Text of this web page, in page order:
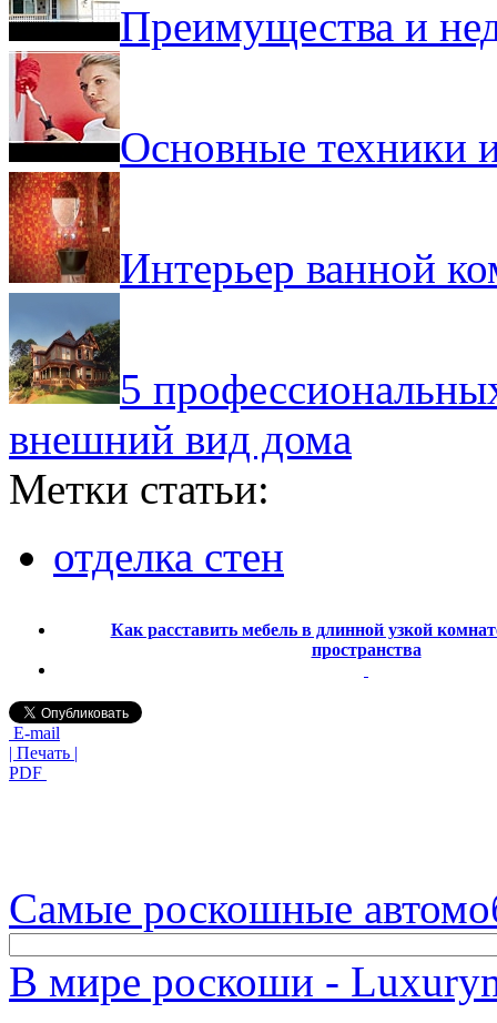
Преимущества и
Основные техники
Интерьер ванной
5
внешний вид дома
Метки статьи:
отделка стен
Как расставить мебель в длинной узкой
пространства
E-mail
| Печать |
PDF
Самые роскошные
В мире роскоши -